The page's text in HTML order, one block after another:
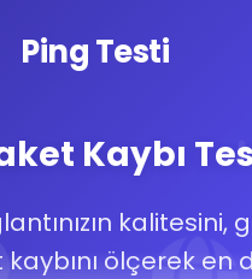
Ping Testi
Kaybı
kalitesini,
ölçerek en